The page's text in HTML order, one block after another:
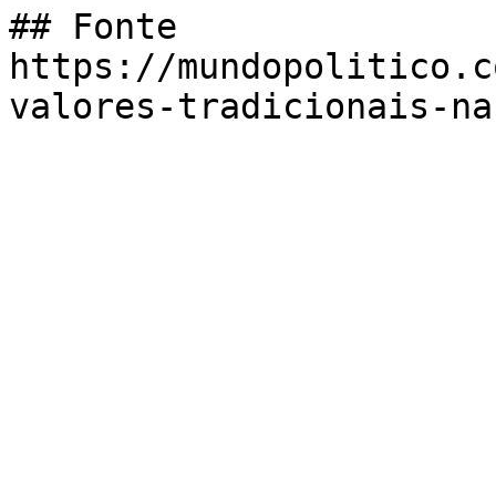
## Fonte
https://
valores-tradicionais-